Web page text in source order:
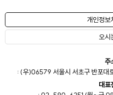
개인정보
오시
주
: (우)06579 서울시 서초구 반포대
대표